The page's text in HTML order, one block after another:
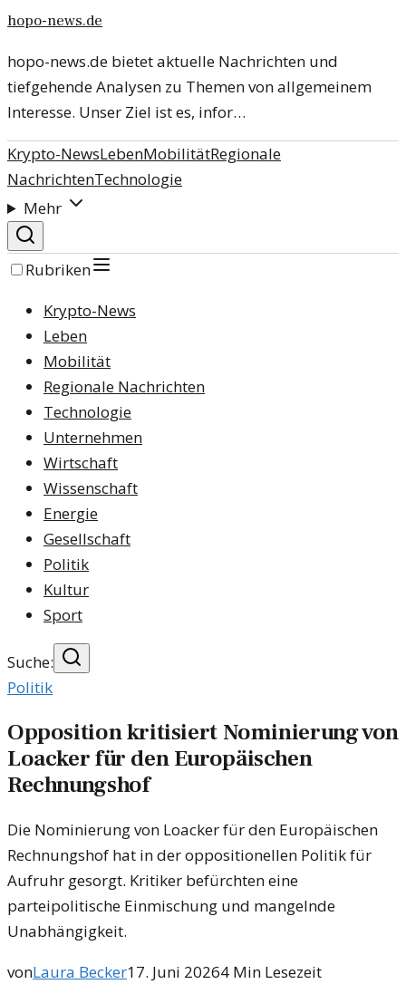
hopo-news.de
hopo-news.de bietet aktuelle Nachrichten und
tiefgehende Analysen zu Themen von allgemeinem
Interesse. Unser Ziel ist es, infor…
Krypto-NewsLebenMobilitätRegionale
NachrichtenTechnologie
Mehr
Rubriken
Krypto-News
Leben
Mobilität
Regionale Nachrichten
Technologie
Unternehmen
Wirtschaft
Wissenschaft
Energie
Gesellschaft
Politik
Kultur
Sport
Suche:
Politik
Opposition kritisiert Nominierung von
Loacker für den Europäischen
Rechnungshof
Die Nominierung von Loacker für den Europäischen
Rechnungshof hat in der oppositionellen Politik für
Aufruhr gesorgt. Kritiker befürchten eine
parteipolitische Einmischung und mangelnde
Unabhängigkeit.
vonLaura Becker17. Juni 20264 Min Lesezeit